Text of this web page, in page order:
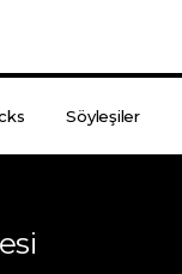
Söyleşiler